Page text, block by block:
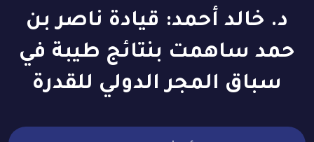
د. خالد أحمد: قيادة ناصر بن
حمد ساهمت بنتائج طيبة في
سباق المجر الدولي للقدرة